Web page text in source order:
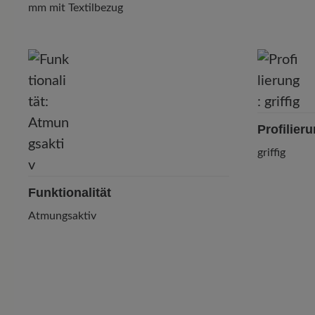
mm mit Textilbezug
Funktionalität
Atmungsaktiv
griffig